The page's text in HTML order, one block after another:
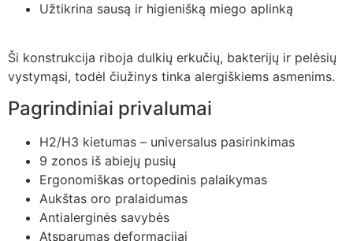
Užtikrina sausą ir higienišką miego aplinką
Ši konstrukcija riboja dulkių erkučių, bakterijų ir pelėsių
vystymąsi, todėl čiužinys tinka alergiškiems asmenims.
Pagrindiniai privalumai
H2/H3 kietumas – universalus pasirinkimas
9 zonos iš abiejų pusių
Ergonomiškas ortopedinis palaikymas
Aukštas oro pralaidumas
Antialerginės savybės
Atsparumas deformacijai